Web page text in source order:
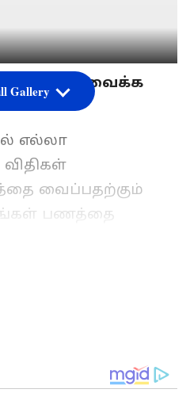
வைக்க
எல்லா
விதிகள்
வைப்பதற்கும்
பணத்தை
உங்கள் முதன்மைத்
Gallery